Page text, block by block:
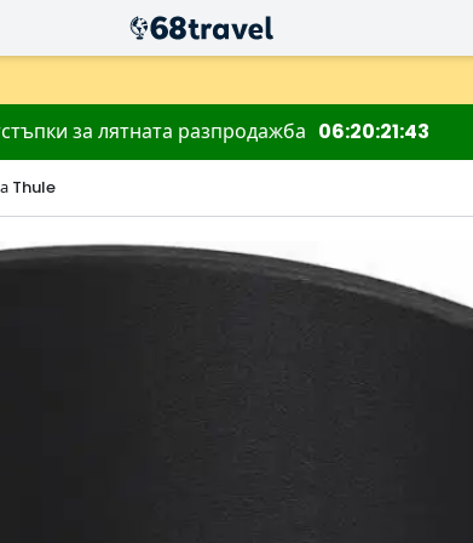
за лятната разпродажба 06202143
Thule
Търсене